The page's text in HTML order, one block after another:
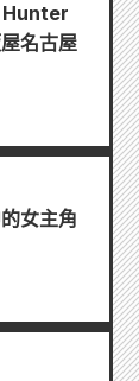
Hunter
屋名古屋
女主角